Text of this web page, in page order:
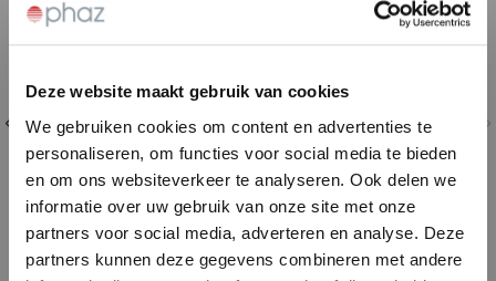
Deze website maakt gebruik van cookies
We gebruiken cookies om content en advertenties te
personaliseren, om functies voor social media te bieden
en om ons websiteverkeer te analyseren. Ook delen we
informatie over uw gebruik van onze site met onze
partners voor social media, adverteren en analyse. Deze
partners kunnen deze gegevens combineren met andere